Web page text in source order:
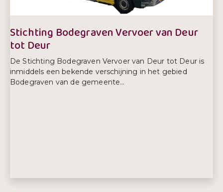
Stichting Bodegraven Vervoer van Deur
tot Deur
De Stichting Bodegraven Vervoer van Deur tot Deur is
inmiddels een bekende verschijning in het gebied
Bodegraven van de gemeente...